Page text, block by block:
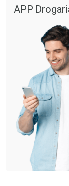
APP